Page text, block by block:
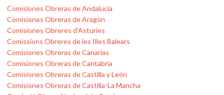
Comisiones Obreras de Andalucía
Comisiones Obreras de Aragón
Comisiones Obreres d'Asturies
Comissions Obreres de les Illes Balears
Comisiones Obreras de Canarias
Comisiones Obreras de Cantabria
Comisiones Obreras de Castilla y León
Comisiones Obreras de Castilla-La Mancha